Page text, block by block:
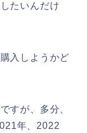
たいんだけ
入しようかど
すが、多分、
年、2022